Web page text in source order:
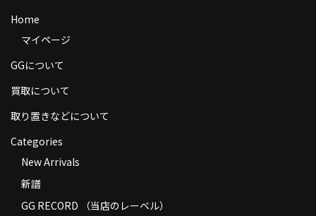
コンディション
Privacy Policy
特定商取引法に基づく表示
Contact
Home
マイページ
GGについて
買取について
取り置きなどについて
Categories
New Arrivals
新譜
GG RECORD （当店のレーベル）